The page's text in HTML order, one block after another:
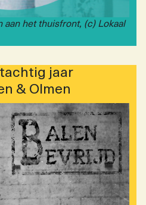
aan het thuisfront, (c) Lokaal
jaar
& Olmen